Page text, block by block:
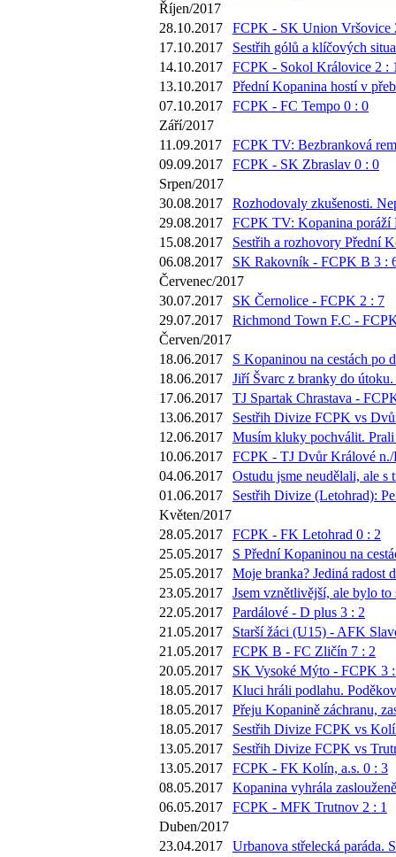
Říjen/2017
28.10.2017
FCPK - SK Union Vršovice
17.10.2017
Sestřih gólů a klíčových
14.10.2017
FCPK - Sokol Královice 2 :
13.10.2017
Přední Kopanina hostí v
07.10.2017
FCPK - FC Tempo 0 : 0
Září/2017
11.09.2017
FCPK TV: Bezbranková
09.09.2017
FCPK - SK Zbraslav 0 : 0
Srpen/2017
30.08.2017
Rozhodovaly zkušenosti.
29.08.2017
FCPK TV: Kopanina poráží
15.08.2017
Sestřih a rozhovory Přední
06.08.2017
SK Rakovník - FCPK B 3 :
Červenec/2017
30.07.2017
SK Černolice - FCPK 2 : 7
29.07.2017
Richmond Town F.C -
Červen/2017
18.06.2017
S Kopaninou na cestách po
18.06.2017
Jiří Švarc z branky do
17.06.2017
TJ Spartak Chrastava -
13.06.2017
Sestřih Divize FCPK vs
12.06.2017
Musím kluky pochválit. Prali
10.06.2017
FCPK - TJ Dvůr Králové
04.06.2017
Ostudu jsme neudělali, ale
01.06.2017
Sestřih Divize (Letohrad):
Květen/2017
28.05.2017
FCPK - FK Letohrad 0 : 2
25.05.2017
S Přední Kopaninou na
25.05.2017
Moje branka? Jediná radost
23.05.2017
Jsem vznětlivější, ale bylo
22.05.2017
Pardálové - D plus 3 : 2
21.05.2017
Starší žáci (U15) - AFK
21.05.2017
FCPK B - FC Zličín 7 : 2
20.05.2017
SK Vysoké Mýto - FCPK 3
18.05.2017
Kluci hráli podlahu.
18.05.2017
Přeju Kopanině záchranu,
18.05.2017
Sestřih Divize FCPK vs
13.05.2017
Sestřih Divize FCPK vs
13.05.2017
FCPK - FK Kolín, a.s. 0 : 3
08.05.2017
Kopanina vyhrála
06.05.2017
FCPK - MFK Trutnov 2 : 1
Duben/2017
23.04.2017
Urbanova střelecká paráda.